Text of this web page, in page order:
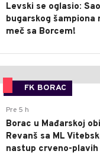
Levski se oglasio:
bugarskog šampiona
meč sa Borcem!
FK BORAC
Pre 5 h
Borac u Mađarskoj
Revanš sa ML
nastup crveno-plavih